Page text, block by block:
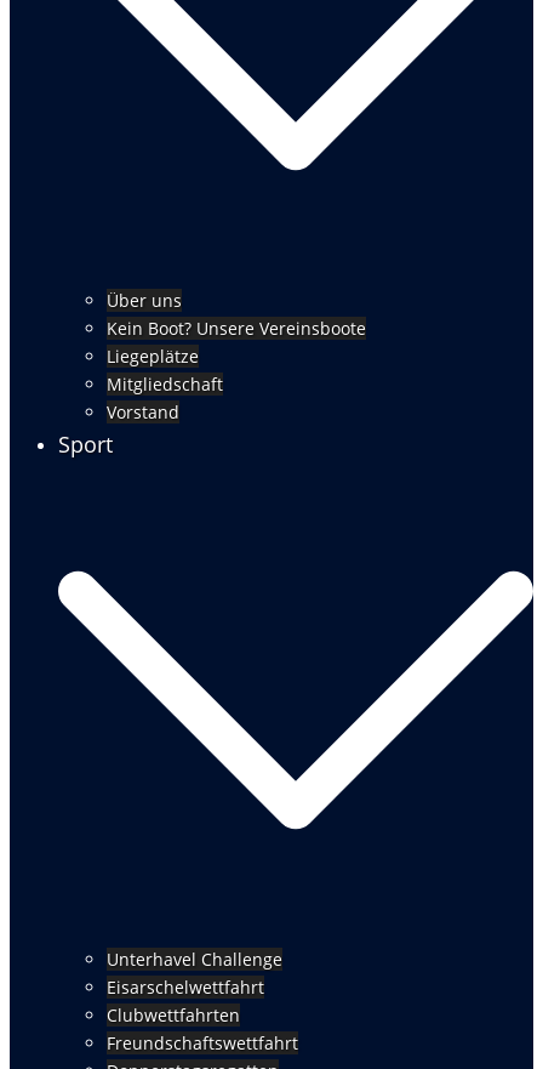
Über uns
Kein Boot? Unsere Vereinsboote
Liegeplätze
Mitgliedschaft
Vorstand
Sport
Unterhavel Challenge
Eisarschelwettfahrt
Clubwettfahrten
Freundschaftswettfahrt